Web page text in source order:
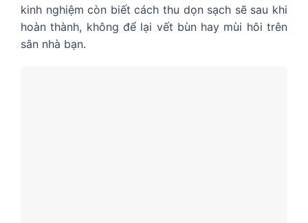
kinh nghiệm còn biết cách thu dọn sạch sẽ sau khi
hoàn thành, không để lại vết bùn hay mùi hôi trên
sân nhà bạn.